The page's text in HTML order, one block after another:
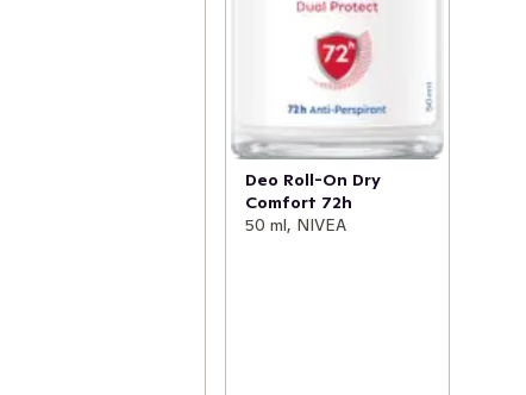
Deo Roll-On Dry
Comfort 72h
50 ml, NIVEA